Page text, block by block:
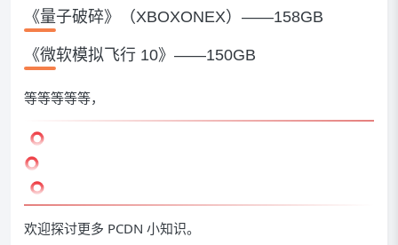
《量子破碎》（XBOXONEX）——158GB
《微软模拟飞行 10》——150GB
等等等等等，
欢迎探讨更多 PCDN 小知识。